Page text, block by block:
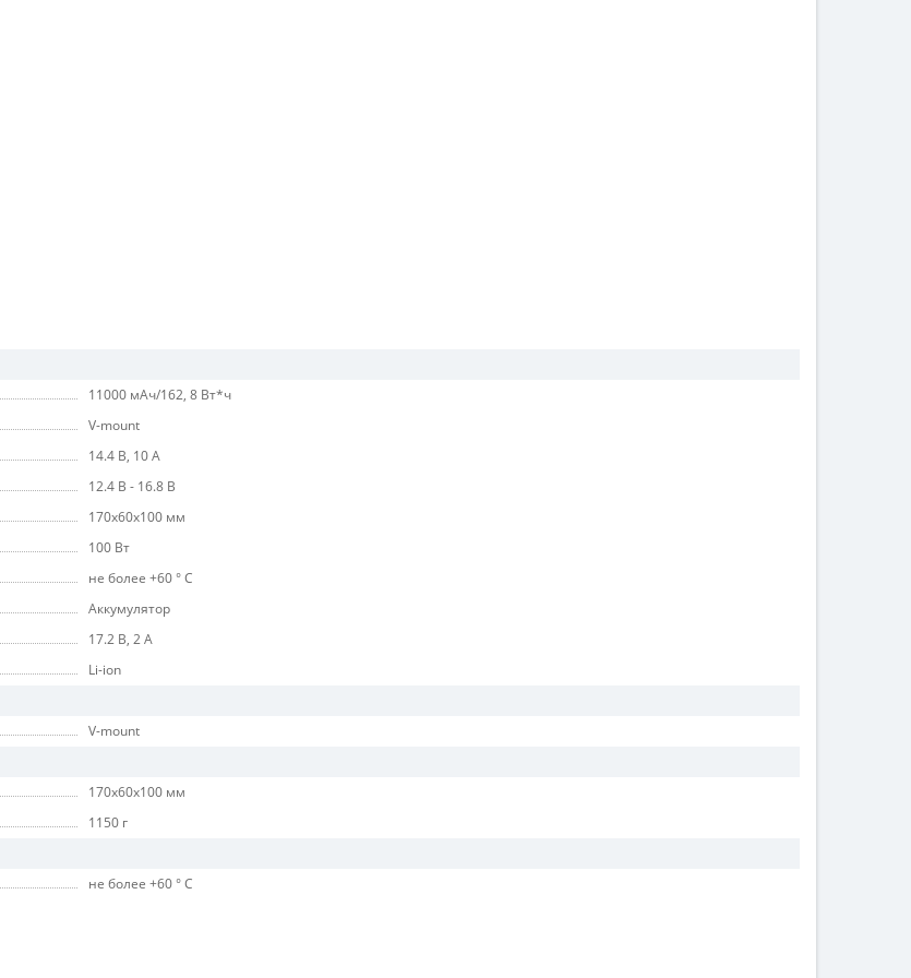
11000 мАч/162, 8 Вт*ч
V-mount
14.4 В, 10 А
12.4 В - 16.8 В
170x60x100 мм
100 Вт
не более +60 ° C
Аккумулятор
17.2 В, 2 А
Li-ion
V-mount
170x60x100 мм
1150 г
не более +60 ° C